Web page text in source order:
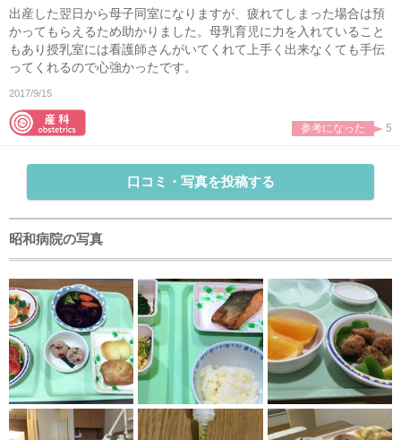
出産した翌日から母子同室になりますが、疲れてしまった場合は預
かってもらえるため助かりました。母乳育児に力を入れていること
もあり授乳室には看護師さんがいてくれて上手く出来なくても手伝
ってくれるので心強かったです。
2017/9/15
参考になった 5
口コミ・写真を投稿する
昭和病院の写真